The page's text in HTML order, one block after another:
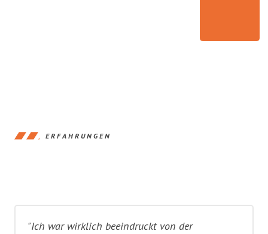
ERFAHRUNGEN
"Ich war wirklich beeindruckt von der